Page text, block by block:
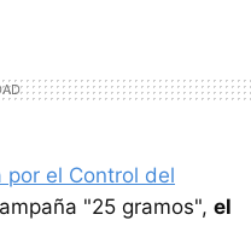
por el Control del
"25 gramos", el